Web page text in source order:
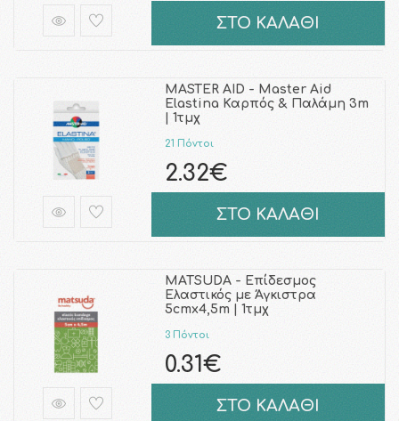
ΣΤΟ ΚΑΛΑΘΙ
MASTER AID - Master Aid
Elastina Καρπός & Παλάμη 3m
| 1τμχ
21 Πόντοι
2.32€
ΣΤΟ ΚΑΛΑΘΙ
MATSUDA - Επίδεσμος
Ελαστικός με Άγκιστρα
5cmx4,5m | 1τμχ
3 Πόντοι
0.31€
ΣΤΟ ΚΑΛΑΘΙ